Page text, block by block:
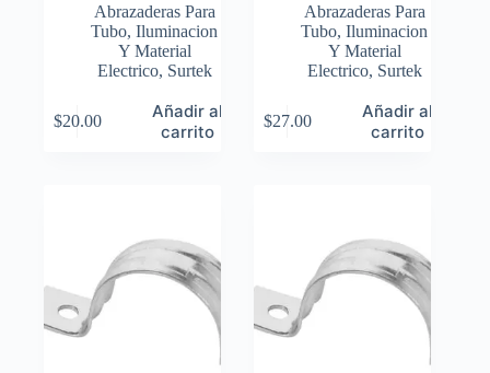
Abrazaderas Para
Tubo,Iluminacion
Y Material
Electrico, Surtek
$20.00
Añadir al
carrito
Abrazaderas Para
Tubo,Iluminacion
Y Material
Electrico, Surtek
$27.00
Añadir al
carrito